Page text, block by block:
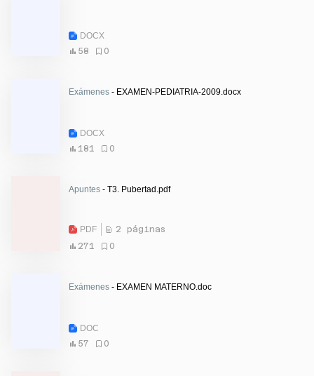
DOCX
58
0
Exámenes - EXAMEN-PEDIATRIA-2009.docx
DOCX
181
0
Apuntes - T3. Pubertad.pdf
PDF
2 páginas
271
0
Exámenes - EXAMEN MATERNO.doc
DOC
57
0